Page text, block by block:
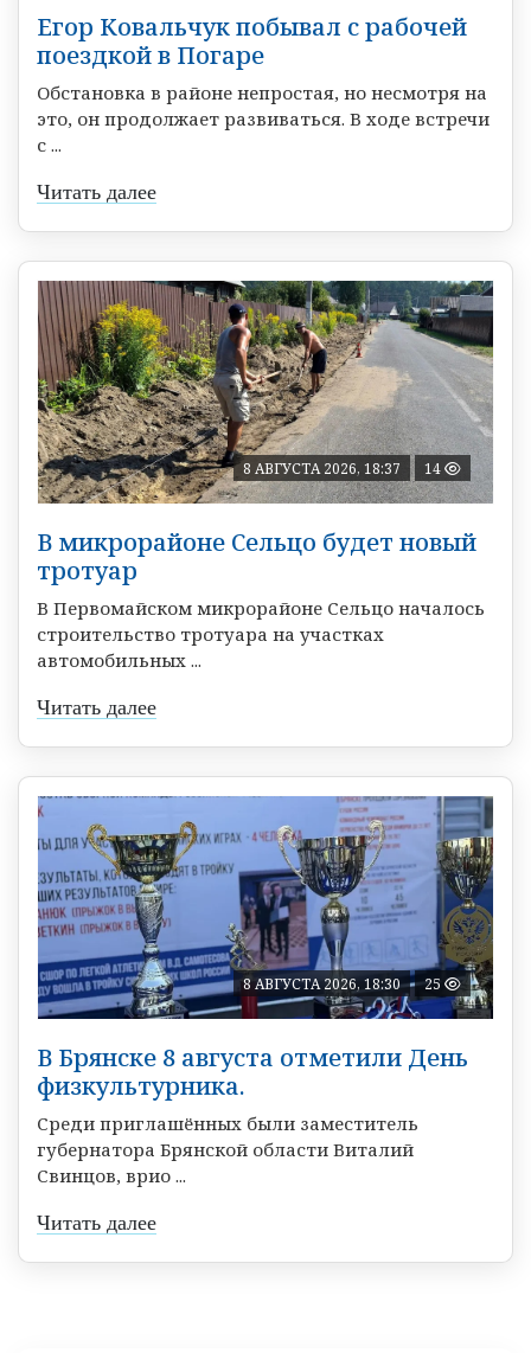
Егор Ковальчук побывал с рабочей
поездкой в Погаре
Обстановка в районе непростая, но несмотря на
это, он продолжает развиваться. В ходе встречи
с ...
Читать далее
8 АВГУСТА 2026, 18:37 14
В микрорайоне Сельцо будет новый
тротуар
В Первомайском микрорайоне Сельцо началось
строительство тротуара на участках
автомобильных ...
Читать далее
8 АВГУСТА 2026, 18:30 25
В Брянске 8 августа отметили День
физкультурника.
Среди приглашённых были заместитель
губернатора Брянской области Виталий
Свинцов, врио ...
Читать далее